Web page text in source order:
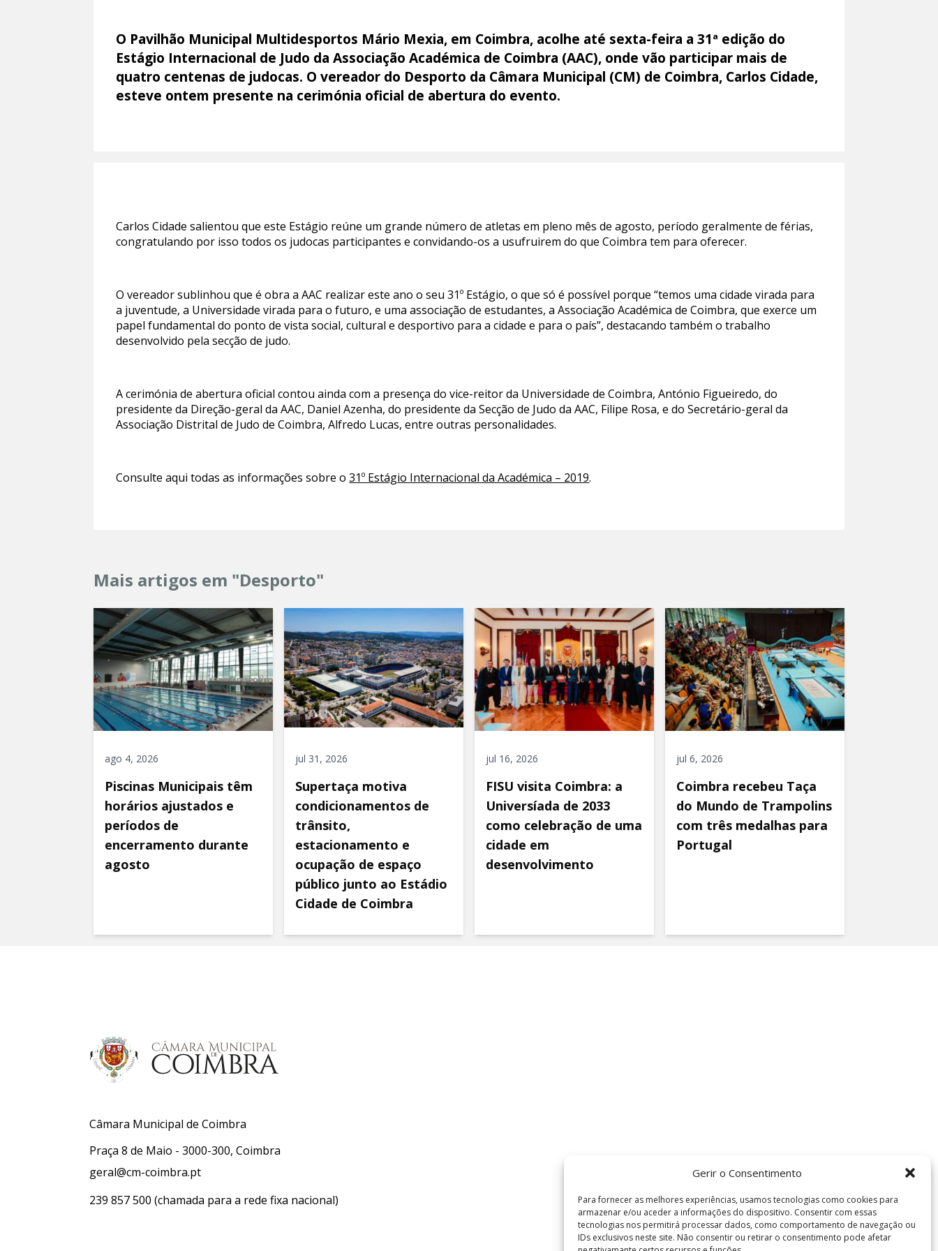
Gerir o Consentimento
Para fornecer as melhores experiências, usamos tecnologias como cookies para
armazenar e/ou aceder a informações do dispositivo. Consentir com essas
tecnologias nos permitirá processar dados, como comportamento de navegação ou
IDs exclusivos neste site. Não consentir ou retirar o consentimento pode afetar
O Pavilhão Municipal Multidesportos Mário Mexia, em Coimbra, acolhe até sexta-feira a 31ª edição do
Estágio Internacional de Judo da Associação Académica de Coimbra (AAC), onde vão participar mais de
quatro centenas de judocas. O vereador do Desporto da Câmara Municipal (CM) de Coimbra, Carlos Cidade,
esteve ontem presente na cerimónia oficial de abertura do evento.
Carlos Cidade salientou que este Estágio reúne um grande número de atletas em pleno mês de agosto, período geralmente de férias,
congratulando por isso todos os judocas participantes e convidando-os a usufruirem do que Coimbra tem para oferecer.
O vereador sublinhou que é obra a AAC realizar este ano o seu 31º Estágio, o que só é possível porque “temos uma cidade virada para
a juventude, a Universidade virada para o futuro, e uma associação de estudantes, a Associação Académica de Coimbra, que exerce um
papel fundamental do ponto de vista social, cultural e desportivo para a cidade e para o país”, destacando também o trabalho
desenvolvido pela secção de judo.
A cerimónia de abertura oficial contou ainda com a presença do vice-reitor da Universidade de Coimbra, António Figueiredo, do
presidente da Direção-geral da AAC, Daniel Azenha, do presidente da Secção de Judo da AAC, Filipe Rosa, e do Secretário-geral da
Associação Distrital de Judo de Coimbra, Alfredo Lucas, entre outras personalidades.
Consulte aqui todas as informações sobre o31º Estágio Internacional da Académica – 2019.
Mais artigos em "Desporto"
ago 4, 2026
Piscinas Municipais têm
horários ajustados e
períodos de
encerramento durante
agosto
jul 31, 2026
Supertaça motiva
condicionamentos de
trânsito,
estacionamento e
ocupação de espaço
público junto ao Estádio
Cidade de Coimbra
jul 16, 2026
FISU visita Coimbra: a
Universíada de 2033
como celebração de uma
cidade em
desenvolvimento
jul 6, 2026
Coimbra recebeu Taça
do Mundo de Trampolins
com três medalhas para
Portugal
Câmara Municipal de Coimbra
Praça 8 de Maio - 3000-300, Coimbra
geral@cm-coimbra.pt
239 857 500 (chamada para a rede fixa nacional)